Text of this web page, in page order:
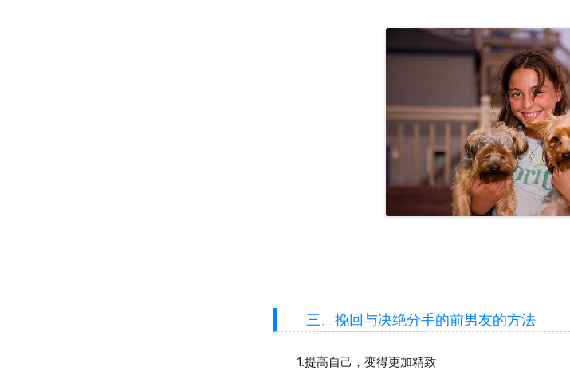
三、挽回与决绝分手的前男友的方法
1.提高自己，变得更加精致